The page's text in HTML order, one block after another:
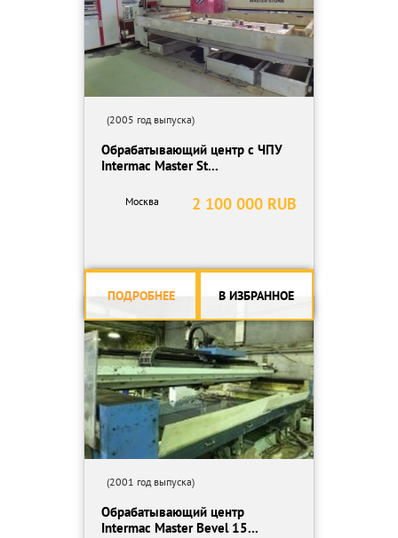
(2005 год выпуска)
Обрабатывающий центр с ЧПУ
Intermac Master St...
2 100 000 RUB
Москва
ПОДРОБНЕЕ В ИЗБРАННОЕ
(2001 год выпуска)
Обрабатывающий центр
Intermac Master Bevel 15...